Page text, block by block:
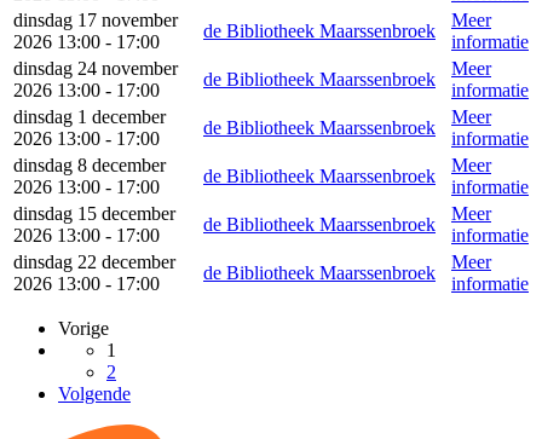
dinsdag 17 november
2026 13:00 - 17:00
de Bibliotheek Maarssenbroek
Meer
informatie
dinsdag 24 november
2026 13:00 - 17:00
de Bibliotheek Maarssenbroek
Meer
informatie
dinsdag 1 december
2026 13:00 - 17:00
de Bibliotheek Maarssenbroek
Meer
informatie
dinsdag 8 december
2026 13:00 - 17:00
de Bibliotheek Maarssenbroek
Meer
informatie
dinsdag 15 december
2026 13:00 - 17:00
de Bibliotheek Maarssenbroek
Meer
informatie
dinsdag 22 december
2026 13:00 - 17:00
de Bibliotheek Maarssenbroek
Meer
informatie
Vorige
1
2
Volgende